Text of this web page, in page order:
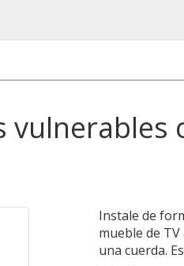
vulnerables
Instale de
mueble de
una cuerda.